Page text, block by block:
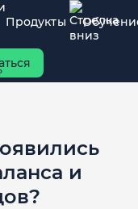
Продукты
и